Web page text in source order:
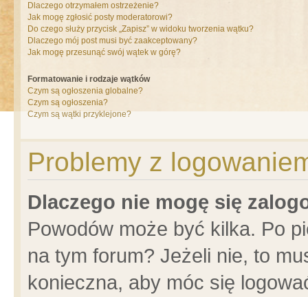
Dlaczego otrzymałem ostrzeżenie?
Jak mogę zgłosić posty moderatorowi?
Do czego służy przycisk „Zapisz” w widoku tworzenia wątku?
Dlaczego mój post musi być zaakceptowany?
Jak mogę przesunąć swój wątek w górę?
Formatowanie i rodzaje wątków
Czym są ogłoszenia globalne?
Czym są ogłoszenia?
Czym są wątki przyklejone?
Problemy z
Dlaczego nie mogę się
Powodów może być kilka. Po
na tym forum? Jeżeli nie, to
konieczna, aby móc się